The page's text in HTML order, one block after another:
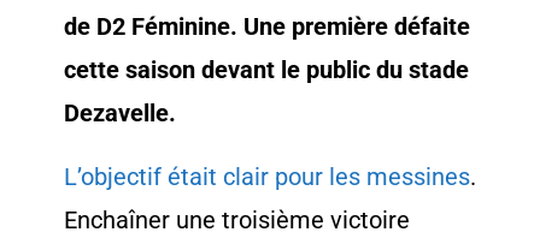
de D2 Féminine. Une première défaite
cette saison devant le public du stade
Dezavelle.
L’objectif était clair pour les messines.
Enchaîner une troisième victoire